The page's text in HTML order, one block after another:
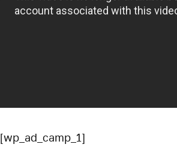
[wp_ad_camp_1]